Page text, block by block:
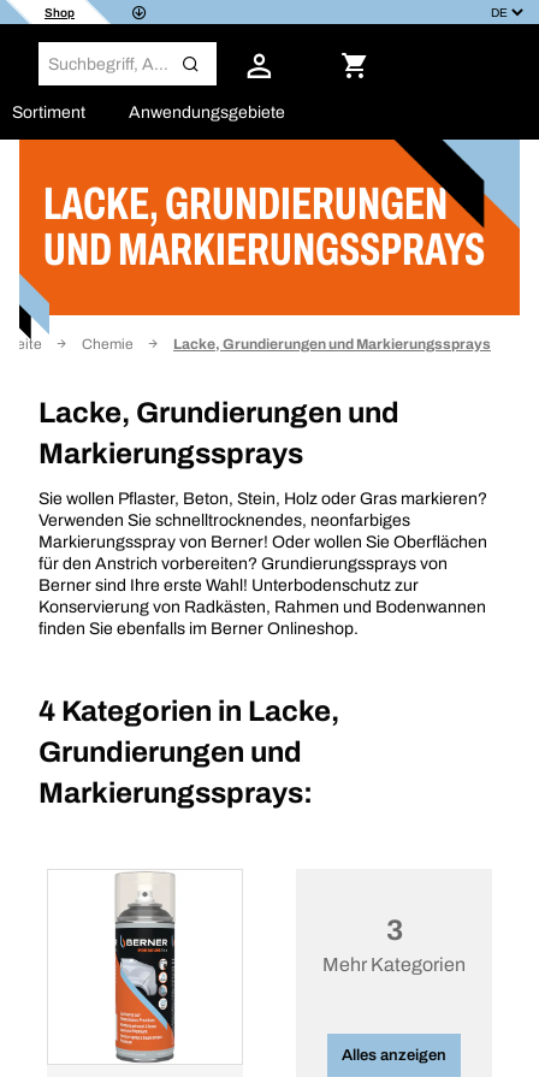
Shop
Sortiment Anwendungsgebiete
LACKE, GRUNDIERUNGEN
UND MARKIERUNGSSPRAYS
Chemie Lacke, Grundierungen und Markierungssprays
Lacke, Grundierungen und
Markierungssprays
Sie wollen Pflaster, Beton, Stein, Holz oder Gras markieren?
Verwenden Sie schnelltrocknendes, neonfarbiges
Markierungsspray von Berner! Oder wollen Sie Oberflächen
für den Anstrich vorbereiten? Grundierungssprays von
Berner sind Ihre erste Wahl! Unterbodenschutz zur
Konservierung von Radkästen, Rahmen und Bodenwannen
finden Sie ebenfalls im Berner Onlineshop.
4 Kategorien in Lacke,
Grundierungen und
Markierungssprays:
3
Mehr Kategorien
Alles anzeigen
Filter